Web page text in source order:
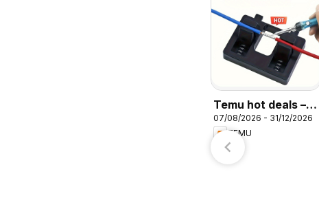
Temu hot deals –
Mexico
07/08/2026 - 31/12/2026
TEMU